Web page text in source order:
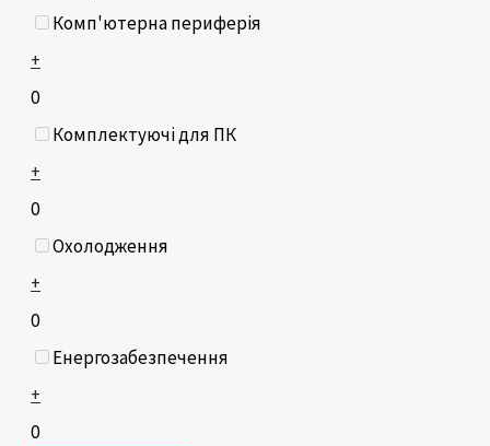
Комп'ютерна периферія
+
0
Комплектуючі для ПК
+
0
Охолодження
+
0
Енергозабезпечення
+
0